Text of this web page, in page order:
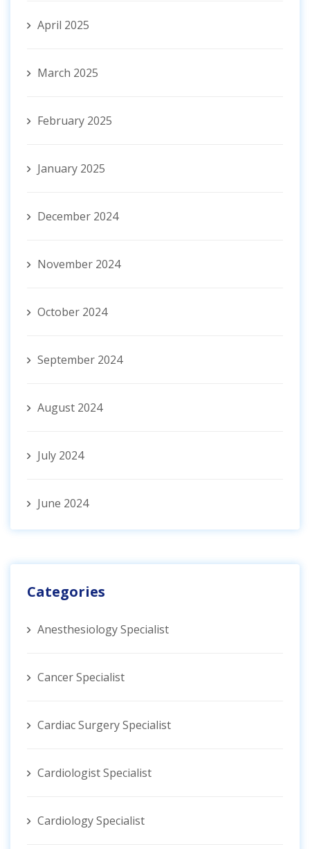
April 2025
March 2025
February 2025
January 2025
December 2024
November 2024
October 2024
September 2024
August 2024
July 2024
June 2024
Categories
Anesthesiology Specialist
Cancer Specialist
Cardiac Surgery Specialist
Cardiologist Specialist
Cardiology Specialist